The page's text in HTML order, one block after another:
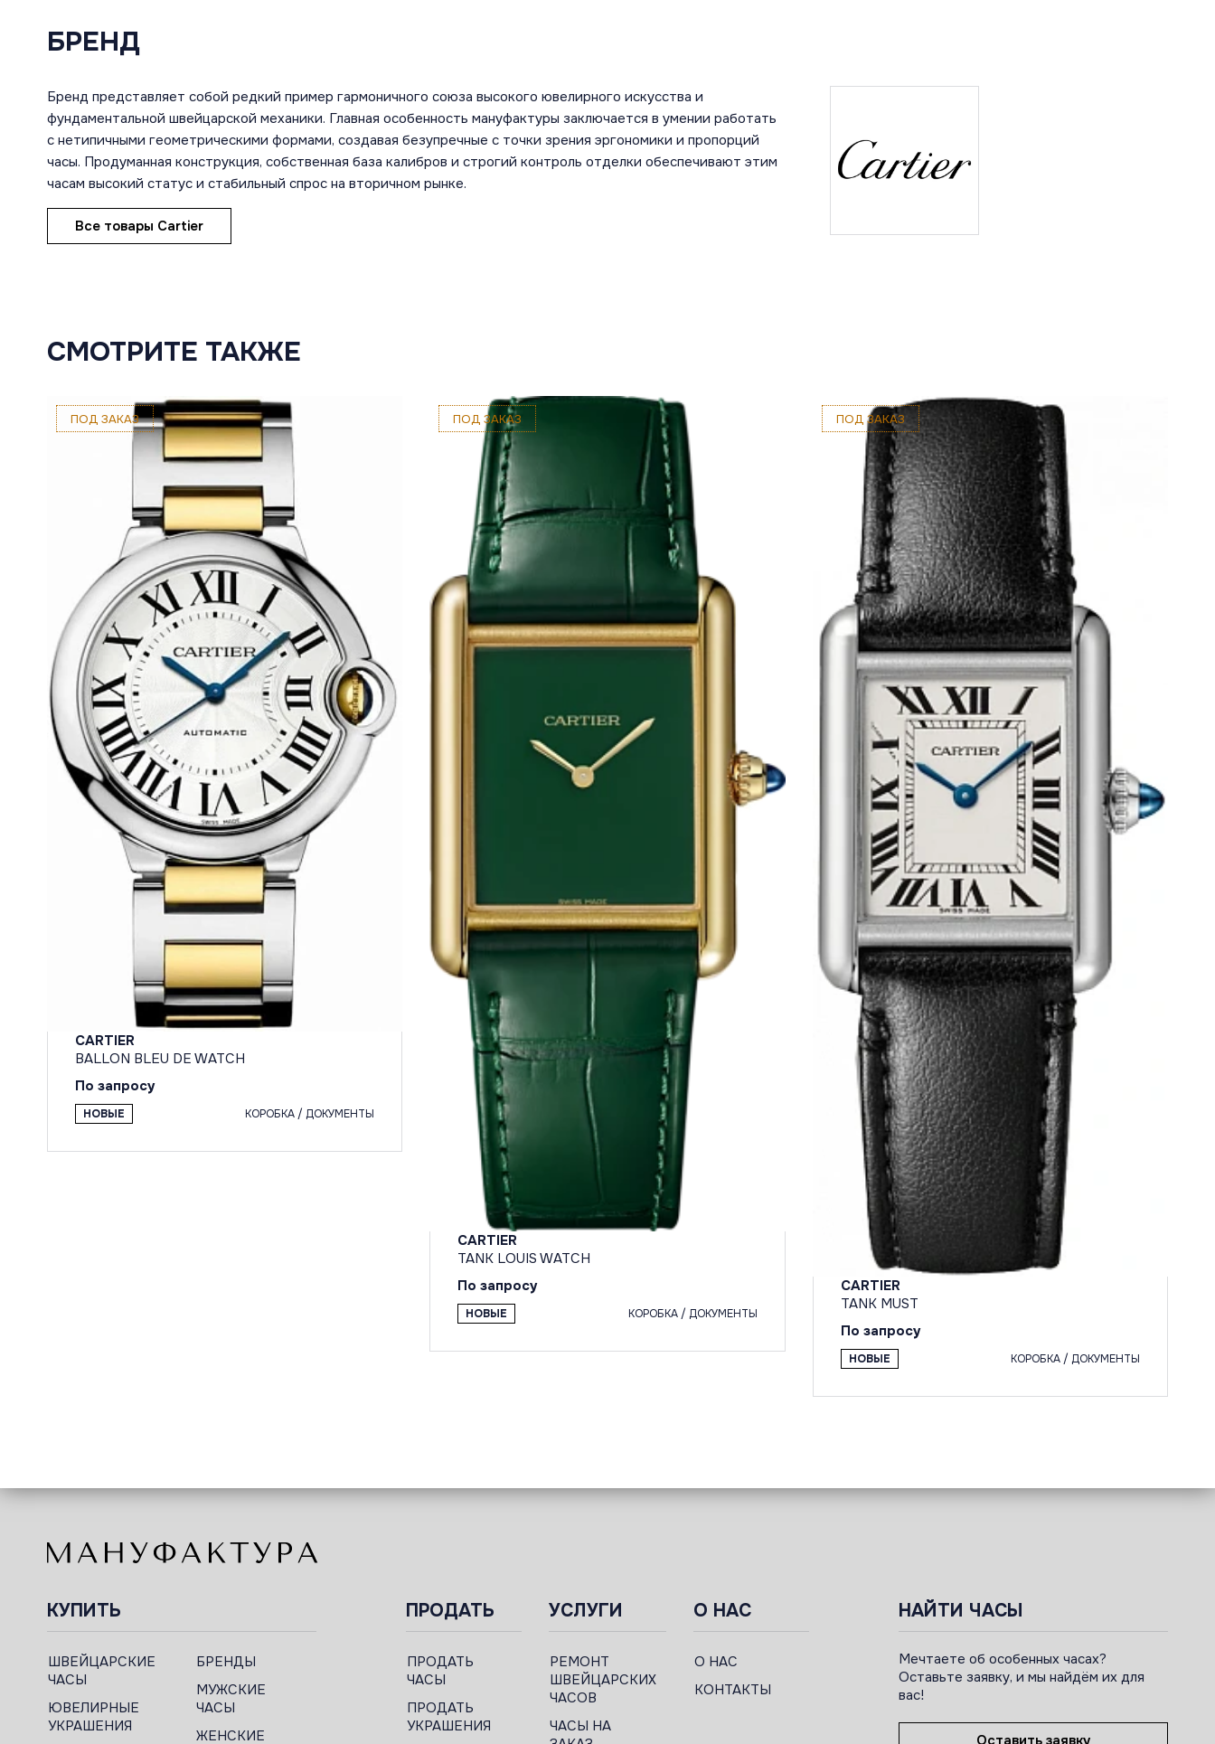
БРЕНД
Бренд представляет собой редкий пример гармоничного союза высокого ювелирного искусства и
фундаментальной швейцарской механики. Главная особенность мануфактуры заключается в умении работать
с нетипичными геометрическими формами, создавая безупречные с точки зрения эргономики и пропорций
часы. Продуманная конструкция, собственная база калибров и строгий контроль отделки обеспечивают этим
часам высокий статус и стабильный спрос на вторичном рынке.
Все товары Cartier
СМОТРИТЕ ТАКЖЕ
ПОД ЗАКАЗ
CARTIER
BALLON BLEU DE WATCH
По запросу
НОВЫЕ КОРОБКА / ДОКУМЕНТЫ
ПОД ЗАКАЗ
CARTIER
TANK LOUIS WATCH
По запросу
НОВЫЕ КОРОБКА / ДОКУМЕНТЫ
ПОД ЗАКАЗ
CARTIER
TANK MUST
По запросу
НОВЫЕ КОРОБКА / ДОКУМЕНТЫ
КУПИТЬ
ШВЕЙЦАРСКИЕ
ЧАСЫ
ЮВЕЛИРНЫЕ
УКРАШЕНИЯ
БРЕНДЫ
МУЖСКИЕ
ЧАСЫ
ЖЕНСКИЕ
ПРОДАТЬ
ПРОДАТЬ
ЧАСЫ
ПРОДАТЬ
УКРАШЕНИЯ
УСЛУГИ
РЕМОНТ
ШВЕЙЦАРСКИХ
ЧАСОВ
ЧАСЫ НА
О НАС
О НАС
КОНТАКТЫ
НАЙТИ ЧАСЫ
Мечтаете об особенных часах?
Оставьте заявку, и мы найдём их для
вас!
Оставить заявку